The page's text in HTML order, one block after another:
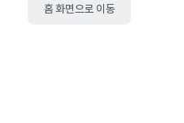
홈 화면으로 이동